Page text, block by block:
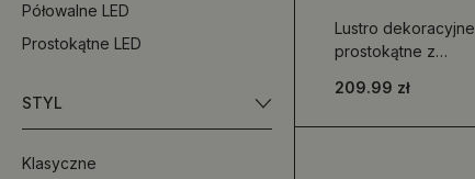
Półowalne LED
Prostokątne LED
STYL
Klasyczne
Lustro dekoracyjne
prostokątne z
kafelkowymi
209.99 zł